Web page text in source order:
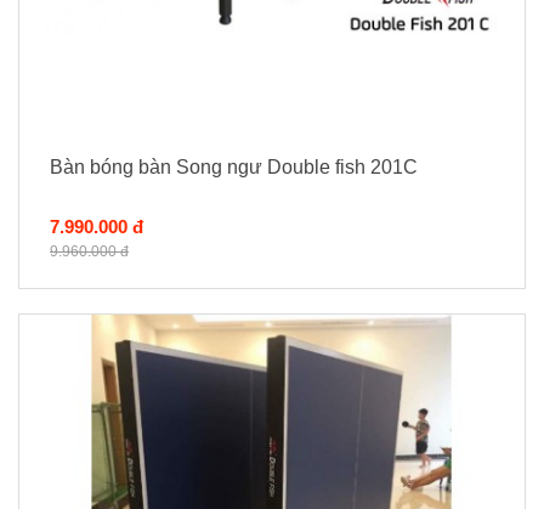
Bàn bóng bàn Song ngư Double fish 201C
7.990.000 đ
9.960.000 đ